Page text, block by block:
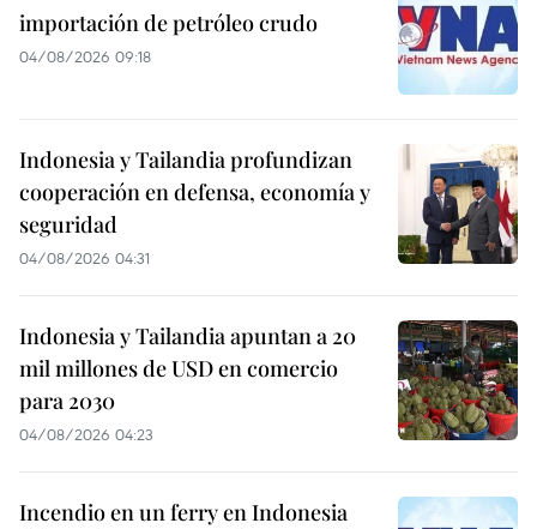
importación de petróleo crudo
04/08/2026 09:18
Indonesia y Tailandia profundizan
cooperación en defensa, economía y
seguridad
04/08/2026 04:31
Indonesia y Tailandia apuntan a 20
mil millones de USD en comercio
para 2030
04/08/2026 04:23
Incendio en un ferry en Indonesia